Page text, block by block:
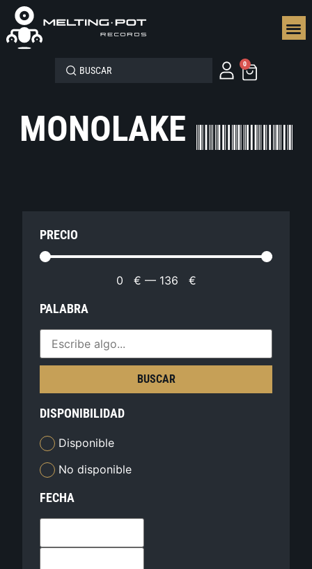
0
MONOLAKE
PRECIO
0 € — 136 €
PALABRA
BUSCAR
DISPONIBILIDAD
Disponible
No disponible
FECHA